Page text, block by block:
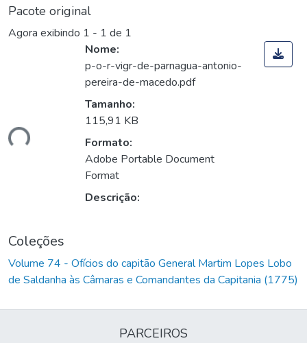
Pacote original
Agora exibindo 1 - 1 de 1
Nome:
p-o-r-vigr-de-parnagua-antonio-
pereira-de-macedo.pdf
Tamanho:
115,91 KB
Formato:
Adobe Portable Document
Format
Descrição:
Coleções
Volume 74 - Ofícios do capitão General Martim Lopes Lobo
de Saldanha às Câmaras e Comandantes da Capitania (1775)
PARCEIROS